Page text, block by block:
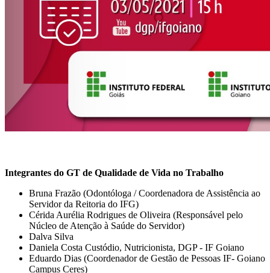
Integrantes do GT de Qualidade de Vida no Trabalho
Bruna Frazão (Odontóloga / Coordenadora de Assistência ao
Servidor da Reitoria do IFG)
Cérida Aurélia Rodrigues de Oliveira (Responsável pelo
Núcleo de Atenção à Saúde do Servidor)
Dalva Silva
Daniela Costa Custódio, Nutricionista, DGP - IF Goiano
Eduardo Dias (Coordenador de Gestão de Pessoas IF- Goiano
Campus Ceres)